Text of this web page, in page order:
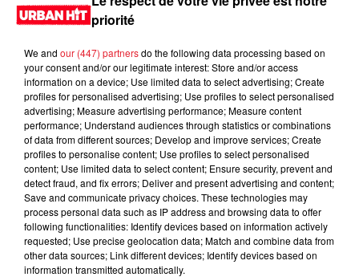
Dystinct - Yama
FOLA & Victony - golibe
priorité
We and our (447) partnersdo the following data processing based on
your consent and/or our legitimate interest: Store and/or access
information on a device; Use limited data to select advertising; Create
profiles for personalised advertising; Use profiles to select personalised
advertising; Measure advertising performance; Measure content
performance; Understand audiences through statistics or combinations
of data from different sources; Develop and improve services; Create
profiles to personalise content; Use profiles to select personalised
content; Use limited data to select content; Ensure security, prevent and
detect fraud, and fix errors; Deliver and present advertising and content;
Save and communicate privacy choices. These technologies may
process personal data such as IP address and browsing data to offer
following functionalities: Identify devices based on information actively
requested; Use precise geolocation data; Match and combine data from
other data sources; Link different devices; Identify devices based on
information transmitted automatically.